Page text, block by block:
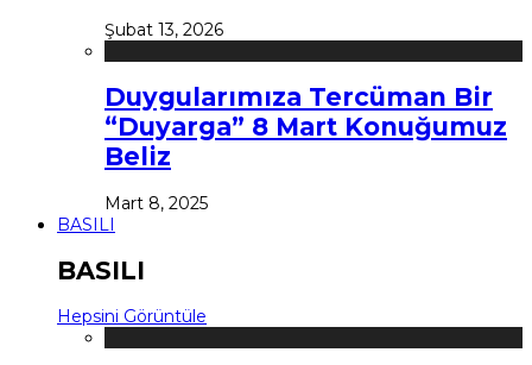
Şubat 13, 2026
Duygularımıza Tercüman Bir
“Duyarga” 8 Mart Konuğumuz
Beliz
Mart 8, 2025
BASILI
BASILI
Hepsini Görüntüle